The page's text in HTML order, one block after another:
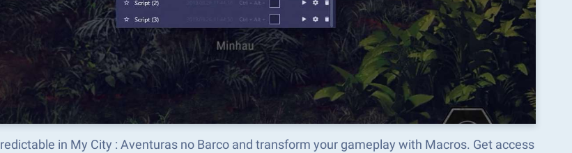
in My City : Aventuras no Barco and transform your gameplay with Macros. Get access